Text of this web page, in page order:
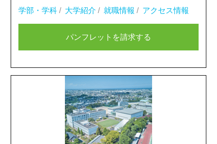
学部・学科 / 大学紹介 / 就職情報 / アクセス情報
パンフレットを請求する